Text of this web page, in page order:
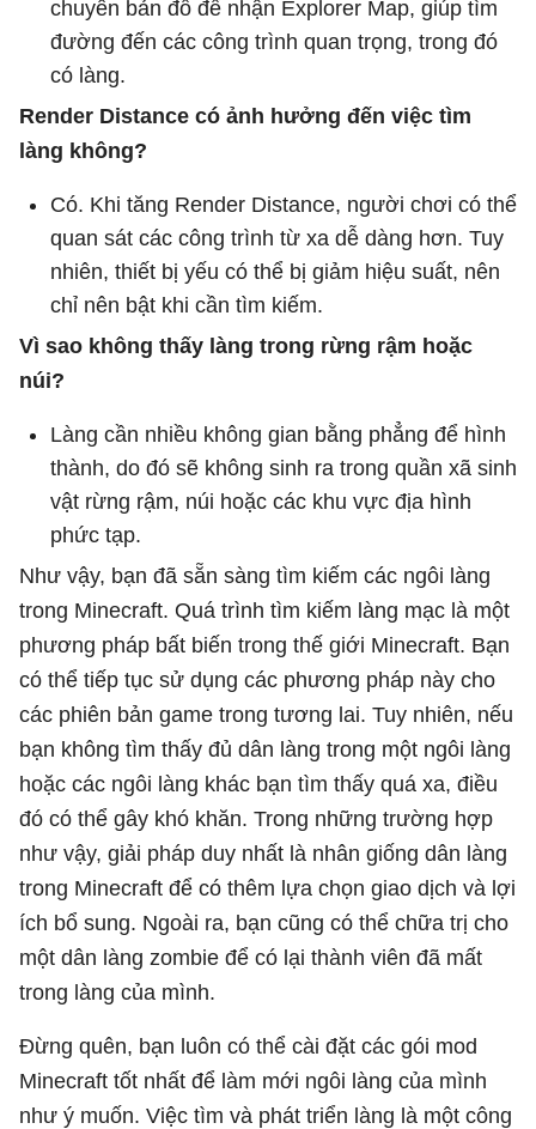
chuyên bản đồ để nhận Explorer Map, giúp tìm
đường đến các công trình quan trọng, trong đó
có làng.
Render Distance có ảnh hưởng đến việc tìm
làng không?
Có. Khi tăng Render Distance, người chơi có thể
quan sát các công trình từ xa dễ dàng hơn. Tuy
nhiên, thiết bị yếu có thể bị giảm hiệu suất, nên
chỉ nên bật khi cần tìm kiếm.
Vì sao không thấy làng trong rừng rậm hoặc
núi?
Làng cần nhiều không gian bằng phẳng để hình
thành, do đó sẽ không sinh ra trong quần xã sinh
vật rừng rậm, núi hoặc các khu vực địa hình
phức tạp.
Như vậy, bạn đã sẵn sàng tìm kiếm các ngôi làng
trong Minecraft. Quá trình tìm kiếm làng mạc là một
phương pháp bất biến trong thế giới Minecraft. Bạn
có thể tiếp tục sử dụng các phương pháp này cho
các phiên bản game trong tương lai. Tuy nhiên, nếu
bạn không tìm thấy đủ dân làng trong một ngôi làng
hoặc các ngôi làng khác bạn tìm thấy quá xa, điều
đó có thể gây khó khăn. Trong những trường hợp
như vậy, giải pháp duy nhất là nhân giống dân làng
trong Minecraft để có thêm lựa chọn giao dịch và lợi
ích bổ sung. Ngoài ra, bạn cũng có thể chữa trị cho
một dân làng zombie để có lại thành viên đã mất
trong làng của mình.
Đừng quên, bạn luôn có thể cài đặt các gói mod
Minecraft tốt nhất để làm mới ngôi làng của mình
như ý muốn. Việc tìm và phát triển làng là một công